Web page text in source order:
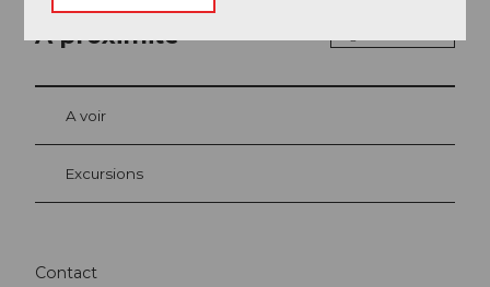
A proximité
A voir
Excursions
Contact